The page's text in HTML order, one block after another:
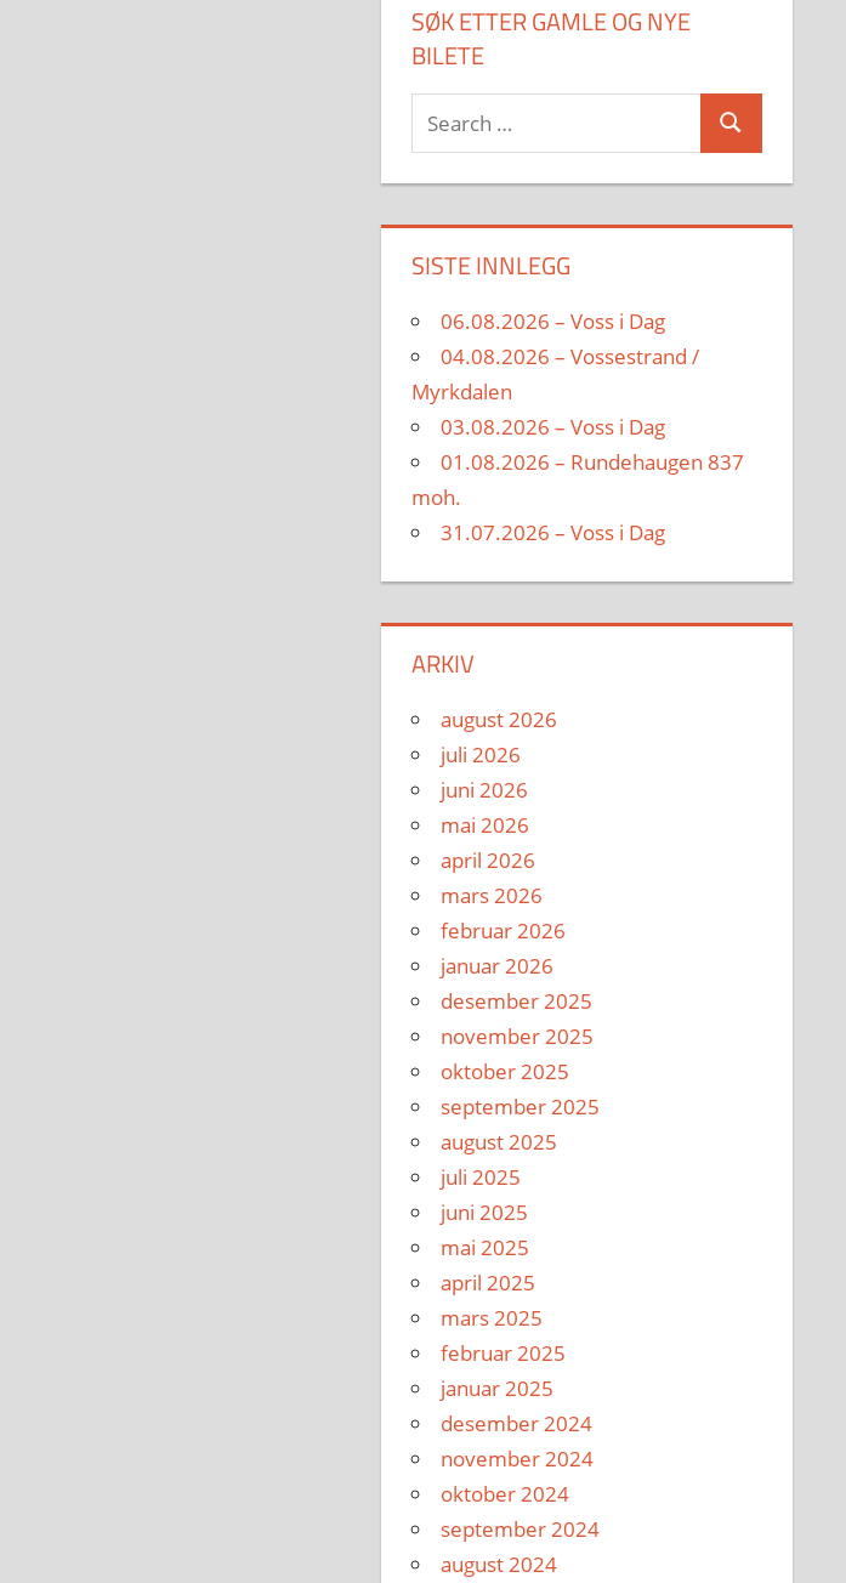
SØK ETTER GAMLE OG NYE
BILETE
Search
for:
Search
SISTE INNLEGG
06.08.2026 – Voss i Dag
04.08.2026 – Vossestrand /
Myrkdalen
03.08.2026 – Voss i Dag
01.08.2026 – Rundehaugen 837
moh.
31.07.2026 – Voss i Dag
ARKIV
august 2026
juli 2026
juni 2026
mai 2026
april 2026
mars 2026
februar 2026
januar 2026
desember 2025
november 2025
oktober 2025
september 2025
august 2025
juli 2025
juni 2025
mai 2025
april 2025
mars 2025
februar 2025
januar 2025
desember 2024
november 2024
oktober 2024
september 2024
august 2024